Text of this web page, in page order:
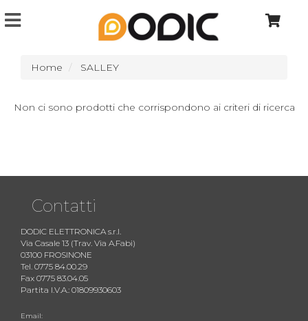
Home SALLEY
Non ci sono prodotti che corrispondono ai criteri di ricerca
Contatti
DODIC ELETTRONICA s.r.l.
Via Casale 13 (Trav. Via A.Fabi)
03100 FROSINONE
Tel. 0775 84.00.29
Fax 0775 83.04.05
Partita I.V.A.: 01809930603
Email: